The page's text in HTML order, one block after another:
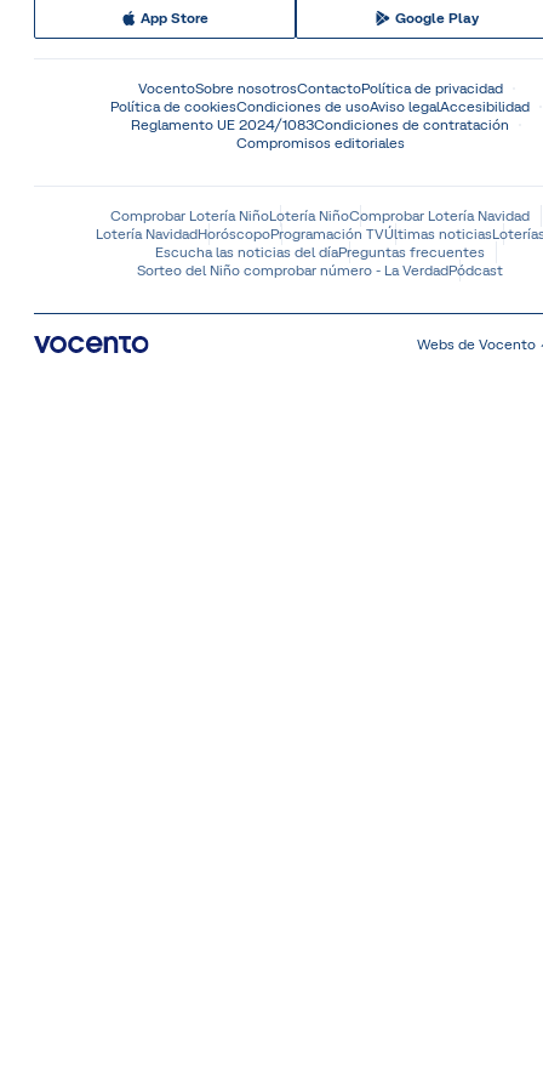
App Store Google Play
VocentoSobre nosotrosContactoPolítica de privacidad
Política de cookiesCondiciones de usoAviso legalAccesibilidad
Reglamento UE 2024/1083Condiciones de contratación
Compromisos editoriales
Comprobar Lotería NiñoLotería NiñoComprobar Lotería Navidad
Lotería NavidadHoróscopoProgramación TVÚltimas noticias
Escucha las noticias del díaPreguntas frecuentes
Sorteo del Niño comprobar número - La VerdadPódcast
Webs de Vocento